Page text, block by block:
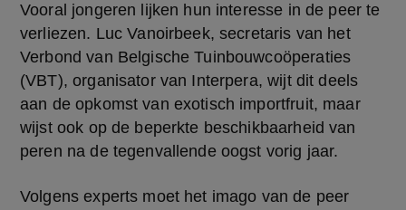
Vooral jongeren lijken hun interesse in de peer te
verliezen. Luc Vanoirbeek, secretaris van het
Verbond van Belgische Tuinbouwcoöperaties
(VBT), organisator van Interpera, wijt dit deels
aan de opkomst van exotisch importfruit, maar
wijst ook op de beperkte beschikbaarheid van
peren na de tegenvallende oogst vorig jaar.
Volgens experts moet het imago van de peer